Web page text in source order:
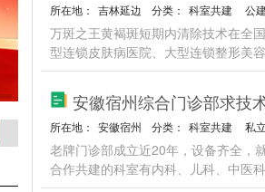
所在地： 吉林延边 分类： 科室共建 公
万斑之王黄褐斑短期内清除技术在全
型连锁皮肤病医院、大型连锁整形美
安徽宿州综合门诊部求技
所在地： 安徽宿州 分类： 科室共建 私立
老牌门诊部成立近20年，设备齐全，
合作共建的科室有内科、儿科、中医